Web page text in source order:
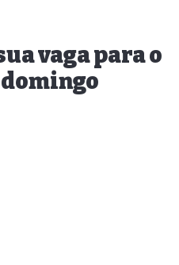
vaga para o